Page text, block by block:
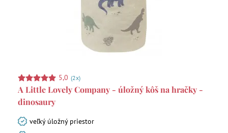
5,0 (2x)
A Little Lovely Company - úložný kôš na hračky -
dinosaury
veľký úložný priestor